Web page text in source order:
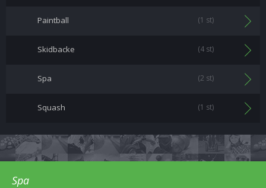
Paintball (1 st)
Skidbacke (4 st)
Spa (2 st)
Squash (1 st)
Spa